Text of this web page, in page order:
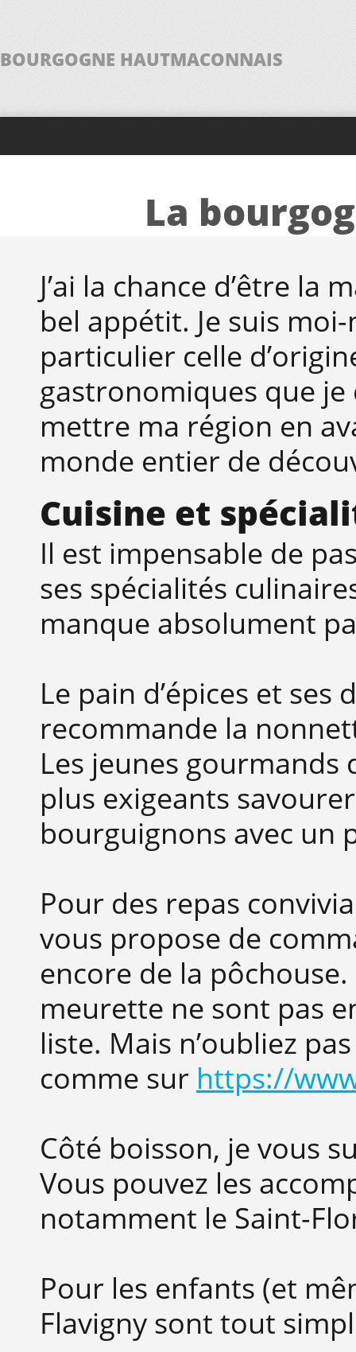
BOURGOGNE HAUTMACONNAIS
La
J’ai la chance d’être
bel appétit. Je suis
particulier celle
gastronomiques que je
mettre ma région en
monde entier de
Cuisine et
Il est impensable de
ses spécialités
manque absolument
Le pain d’épices et ses
recommande la
Les jeunes gourmands
plus exigeants
bourguignons avec un
Pour des repas
vous propose de
encore de la
meurette ne sont pas
liste. Mais n’oubliez
comme sur https://
Côté boisson, je vous
Vous pouvez les
notamment le Saint-
Pour les enfants (et
Flavigny sont tout